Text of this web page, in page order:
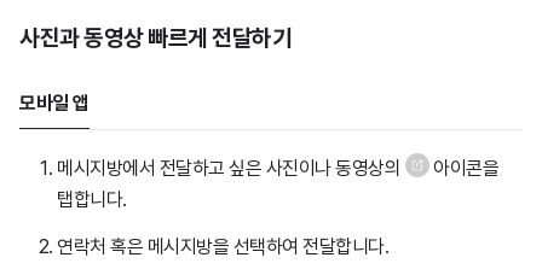
사진과 동영상 빠르게 전달하기
모바일 앱
메시지방에서 전달하고 싶은 사진이나 동영상의
아이콘을
탭합니다.
연락처 혹은 메시지방을 선택하여 전달합니다.